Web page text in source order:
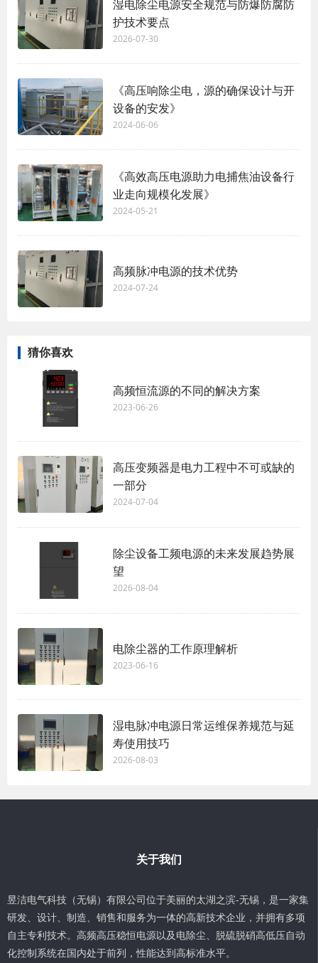
湿电除尘电源安全规范与防爆防腐防
护技术要点
2026-07-30
《高压响除尘电，源的确保设计与开
设备的安发》
2024-06-06
《高效高压电源助力电捕焦油设备行
业走向规模化发展》
2024-05-21
高频脉冲电源的技术优势
2024-07-24
猜你喜欢
高频恒流源的不同的解决方案
2023-06-26
高压变频器是电力工程中不可或缺的
一部分
2024-07-04
除尘设备工频电源的未来发展趋势展
望
2026-08-04
电除尘器的工作原理解析
2023-06-16
湿电脉冲电源日常运维保养规范与延
寿使用技巧
2026-08-03
关于我们
昱洁电气科技（无锡）有限公司位于美丽的太湖之滨-无锡，是一家集
研发、设计、制造、销售和服务为一体的高新技术企业，并拥有多项
自主专利技术。高频高压稳恒电源以及电除尘、脱硫脱硝高低压自动
化控制系统在国内处于前列，性能达到高标准水平。